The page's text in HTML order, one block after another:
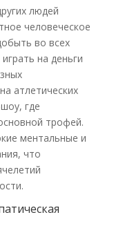
людей
человеческое
во всех
на деньги
атлетических
где
трофей.
ментальные и
что